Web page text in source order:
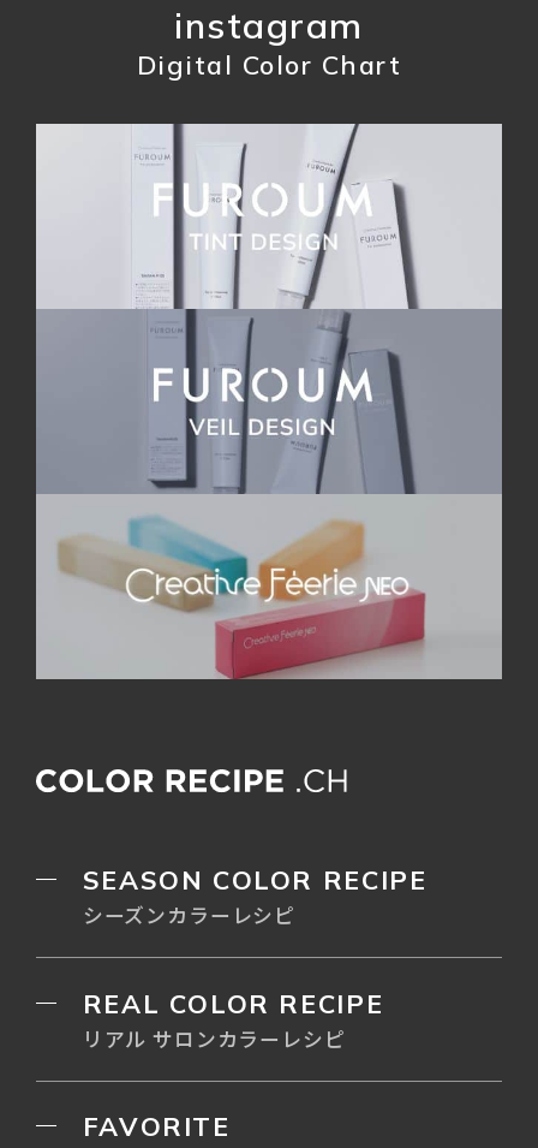
instagram
Digital Color Chart
SEASON COLOR RECIPE
シーズンカラーレシピ
REAL COLOR RECIPE
リアル サロンカラーレシピ
FAVORITE